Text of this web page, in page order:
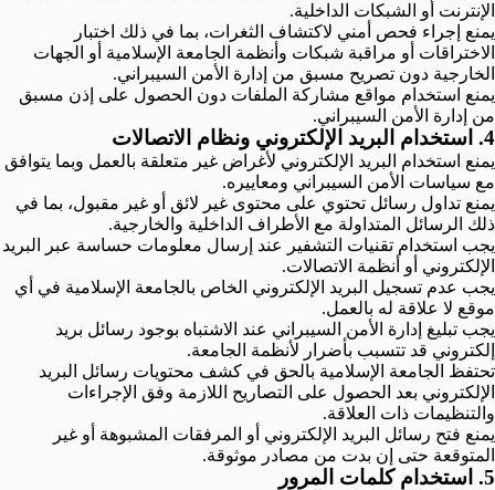
الإنترنت أو الشبكات الداخلية.
يمنع إجراء فحص أمني لاكتشاف الثغرات، بما في ذلك اختبار
الاختراقات أو مراقبة شبكات وأنظمة الجامعة الإسلامية أو الجهات
الخارجية دون تصريح مسبق من إدارة الأمن السيبراني.
يمنع استخدام مواقع مشاركة الملفات دون الحصول على إذن مسبق
من إدارة الأمن السيبراني.
4. استخدام البريد الإلكتروني ونظام الاتصالات
يمنع استخدام البريد الإلكتروني لأغراض غير متعلقة بالعمل وبما يتوافق
مع سياسات الأمن السيبراني ومعاييره.
يمنع تداول رسائل تحتوي على محتوى غير لائق أو غير مقبول، بما في
ذلك الرسائل المتداولة مع الأطراف الداخلية والخارجية.
يجب استخدام تقنيات التشفير عند إرسال معلومات حساسة عبر البريد
الإلكتروني أو أنظمة الاتصالات.
يجب عدم تسجيل البريد الإلكتروني الخاص بالجامعة الإسلامية في أي
موقع لا علاقة له بالعمل.
يجب تبليغ إدارة الأمن السيبراني عند الاشتباه بوجود رسائل بريد
إلكتروني قد تتسبب بأضرار لأنظمة الجامعة.
تحتفظ الجامعة الإسلامية بالحق في كشف محتويات رسائل البريد
الإلكتروني بعد الحصول على التصاريح اللازمة وفق الإجراءات
والتنظيمات ذات العلاقة.
يمنع فتح رسائل البريد الإلكتروني أو المرفقات المشبوهة أو غير
المتوقعة حتى إن بدت من مصادر موثوقة.
5. استخدام كلمات المرور